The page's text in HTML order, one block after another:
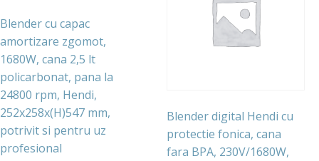
Blender cu capac
amortizare zgomot,
1680W, cana 2,5 lt
policarbonat, pana la
24800 rpm, Hendi,
252x258x(H)547 mm,
potrivit si pentru uz
profesional
Blender digital Hendi cu
protectie fonica, cana
fara BPA, 230V/1680W,